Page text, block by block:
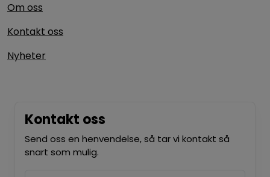
Om oss
Kontakt oss
Nyheter
Kontakt oss
Send oss en henvendelse, så tar vi kontakt så
snart som mulig.